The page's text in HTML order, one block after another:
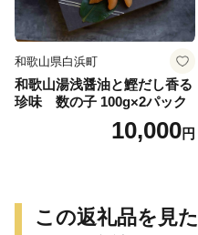
和歌山県白浜町
和歌山湯浅醤油と鰹だし香る
珍味 数の子 100g×2パック
10,000円
この返礼品を見